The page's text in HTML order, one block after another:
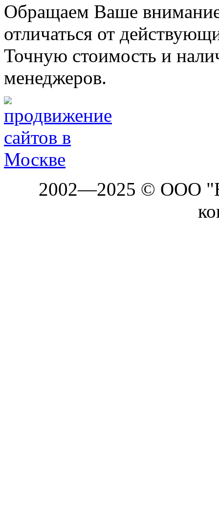
Обращаем Ваше
отличаться от
Точную стоимость и
менеджеров.
2002—2025 © ООО